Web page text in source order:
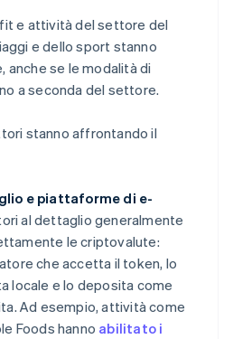
e attività del settore del
e dello sport stanno
se le modalità di
a seconda del settore.
stanno affrontando il
e piattaforme di e-
al dettaglio generalmente
le criptovalute:
che accetta il token, lo
locale e lo deposita come
Ad esempio, attività come
Foods hanno abilitato i